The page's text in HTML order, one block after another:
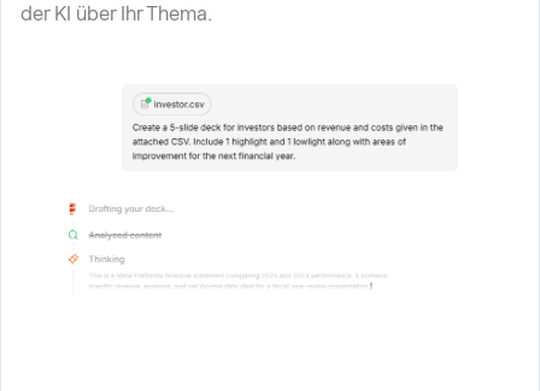
der KI über Ihr Thema.